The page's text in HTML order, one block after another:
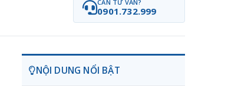
CẦN TƯ VẤN?
0901.732.999
NỘI DUNG NỔI BẬT